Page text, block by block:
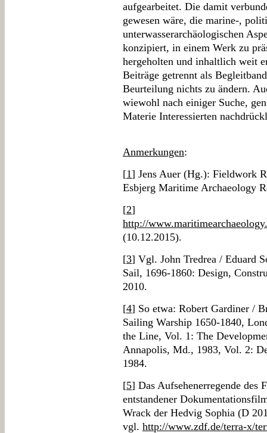
aufgearbeitet. Die damit
gewesen wäre, die marine-,
unterwasserarchäologischen
konzipiert, in einem Werk zu
hergeholten und inhaltlich weit
Beiträge getrennt als
Beurteilung nichts zu ändern.
wiewohl nach einiger Suche,
Materie Interessierten
Anmerkungen:
[1] Jens Auer (Hg.): Fieldwork
Esbjerg Maritime Archaeology
[2]
http://
(10.12.2015).
[3] Vgl. John Tredrea / Eduard
Sail, 1696-1860: Design,
2010.
[4] So etwa: Robert Gardiner /
Sailing Warship 1650-1840,
the Line, Vol. 1: The
Annapolis, Md., 1983, Vol. 2:
1984.
[5] Das Aufsehenerregende des
entstandener
Wrack der Hedvig Sophia (D
vgl. http://www.zdf.de/terra-x/